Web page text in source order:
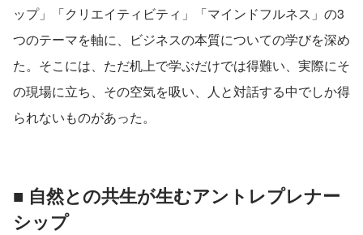
ップ」「クリエイティビティ」「マインドフルネス」の3
つのテーマを軸に、ビジネスの本質についての学びを深め
た。そこには、ただ机上で学ぶだけでは得難い、実際にそ
の現場に立ち、その空気を吸い、人と対話する中でしか得
られないものがあった。
■ 自然との共生が生むアントレプレナー
シップ